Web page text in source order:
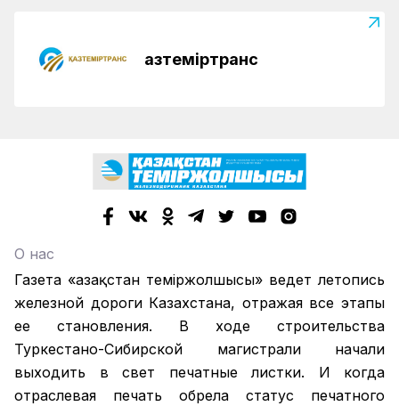
Қазтеміртранс
О нас
Газета «Қазақстан теміржолшысы» ведет летопись
железной дороги Казахстана, отражая все этапы
ее становления. В ходе строительства
Туркестано-Сибирской магистрали начали
выходить в свет печатные листки. И когда
отраслевая печать обрела статус печатного